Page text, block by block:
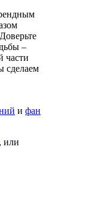
–
части
сделаем
и фан
, или